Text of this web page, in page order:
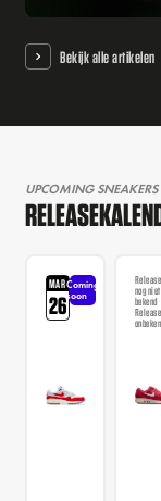
Bekijk alle artikelen
UPCOMING SNEAKERS
MAR
26
Coming
soon
nog niet
bekend